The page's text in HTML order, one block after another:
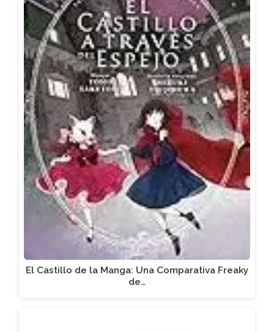
El Castillo de la Manga: Una Comparativa Freaky
de…